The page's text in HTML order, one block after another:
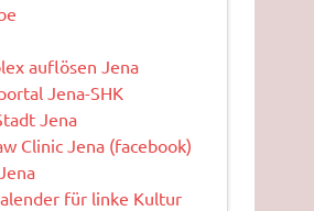
auflösen Jena
Jena-SHK
Jena
Clinic Jena (facebook)
für linke Kultur